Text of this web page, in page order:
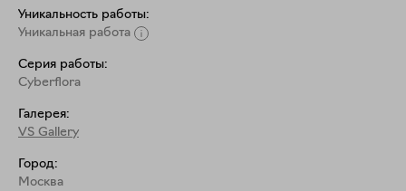
Уникальность работы:
Уникальная работа
Серия работы:
Cyberflora
Галерея:
VS Gallery
Город:
Москва